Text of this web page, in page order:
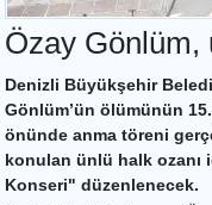
Özay Gönlüm,
Denizli Büyükşehir
Gönlüm’ün ölümünün
önünde anma töreni
konulan ünlü halk ozanı
Konseri" düzenlenecek.